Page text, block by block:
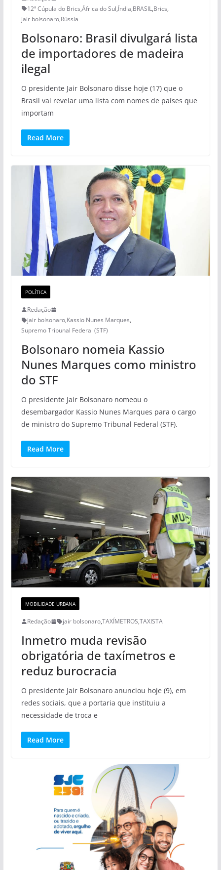
12ª Cúpula do Brics,África do Sul,Índia,BRASIL,Brics,
jair bolsonaro,Rússia
Bolsonaro: Brasil divulgará lista
de importadores de madeira
ilegal
O presidente Jair Bolsonaro disse hoje (17) que o
Brasil vai revelar uma lista com nomes de países que
importam
Read More
POLÍTICA
Redação
jair bolsonaro,Kassio Nunes Marques,
Supremo Tribunal Federal (STF)
Bolsonaro nomeia Kassio
Nunes Marques como ministro
do STF
O presidente Jair Bolsonaro nomeou o
desembargador Kassio Nunes Marques para o cargo
de ministro do Supremo Tribunal Federal (STF).
Read More
MOBILIDADE URBANA
Redação jair bolsonaro,TAXÍMETROS,TAXISTA
Inmetro muda revisão
obrigatória de taxímetros e
reduz burocracia
O presidente Jair Bolsonaro anunciou hoje (9), em
redes sociais, que a portaria que instituiu a
necessidade de troca e
Read More